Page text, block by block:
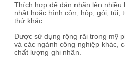
Thích hợp để dán nhãn lên
nhật hoặc hình côn, hộp, gói, túi,
thứ khác.
Được sử dụng rộng rãi trong mỹ
và các ngành công nghiệp khác,
chất lượng ghi nhãn.